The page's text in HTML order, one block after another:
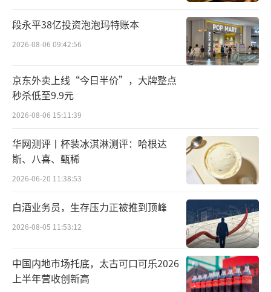
白等关键原料技术国产化落地，并在原制奶
酪、脱盐乳清等关键领域取得突破。正在建设
的伊利奶酪智造标杆基地三期项目，将进一步
提升乳清蛋白、乳铁蛋白、酪蛋白等高价值乳
制品原料的自主供给能力。在海外，伊利旗下
威士兰乳业第二座乳铁蛋白工厂正式投产，成
为全球最大的乳铁蛋白生产基地之一。
依托核心技术和关键原料生产能力的持续
突破，伊利围绕不同人群、不同阶段、不同场
景的健康需求，构建起覆盖基础营养补给、精
准营养强化与场景化功能补充的三大产品体
系。国内国际双线并进，标志着伊利在高附加
值乳品领域的技术实力与生产能力全面迈上新
台阶。
段永平38亿投资泡泡玛特账本
2026-08-06 09:42:56
京东外卖上线“今日半价”，大牌整点
秒杀低至9.9元
2026-08-06 15:11:39
华网测评丨杯装冰淇淋测评：哈根达
斯、八喜、甄稀
2026-06-20 11:38:53
白酒业务员，生存压力正被推到顶峰
2026-08-05 11:53:12
中国内地市场托底，太古可口可乐2026
上半年营收创新高